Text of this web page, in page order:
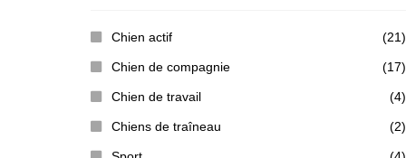
Chien actif (21)
Chien de compagnie (17)
Chien de travail (4)
Chiens de traîneau (2)